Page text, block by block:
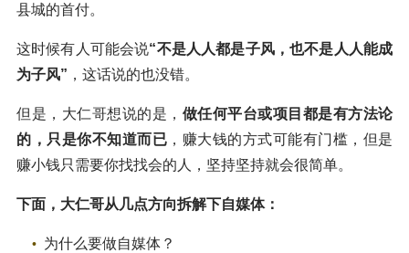
县城的首付。
这时候有人可能会说“不是人人都是子风，也不是人人能成
为子风” ，这话说的也没错。
但是，大仁哥想说的是， 做任何平台或项目都是有方法论
的，只是你不知道而已 ，赚大钱的方式可能有门槛，但是
赚小钱只需要你找找会的人，坚持坚持就会很简单。
下面，大仁哥从几点方向拆解下自媒体：
为什么要做自媒体？